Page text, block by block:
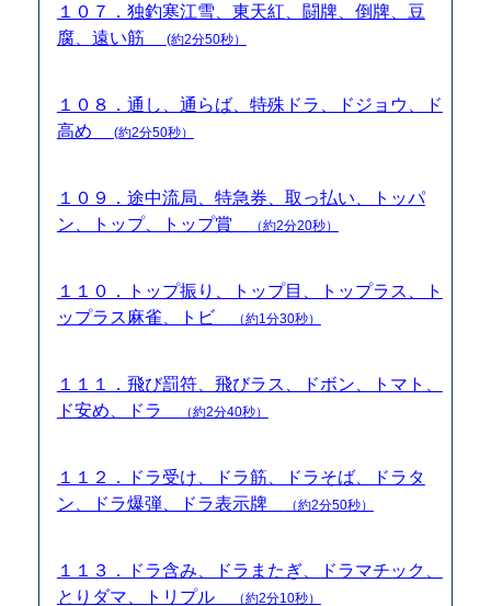
１０７．独釣寒江雪、東天紅、闘牌、倒牌、豆
腐、遠い筋
(約2分50秒）
１０８．通し、通らば、特殊ドラ、ドジョウ、ド
高め
(約2分50秒）
１０９．途中流局、特急券、取っ払い、トッパ
ン、トップ、トップ賞
（約2分20秒）
１１０．トップ振り、トップ目、トップラス、ト
ップラス麻雀、トビ
（約1分30秒）
１１１．飛び罰符、飛びラス、ドボン、トマト、
ド安め、ドラ
（約2分40秒）
１１２．ドラ受け、ドラ筋、ドラそば、ドラタ
ン、ドラ爆弾、ドラ表示牌
（約2分50秒）
１１３．ドラ含み、ドラまたぎ、ドラマチック、
とりダマ、トリプル
（約2分10秒）